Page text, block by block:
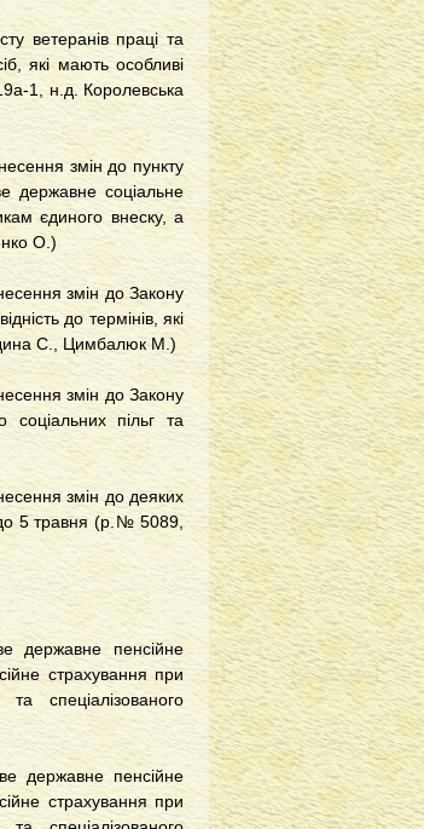
ветеранів праці та
які мають особливі
1, н.д. Королевська
змін до пункту
державне соціальне
єдиного внеску, а
О.)
змін до Закону
до термінів, які
С., Цимбалюк М.)
змін до Закону
соціальних пільг та
змін до деяких
до 5 травня (р.№ 5089,
державне пенсійне
страхування при
спеціалізованого
державне пенсійне
страхування при